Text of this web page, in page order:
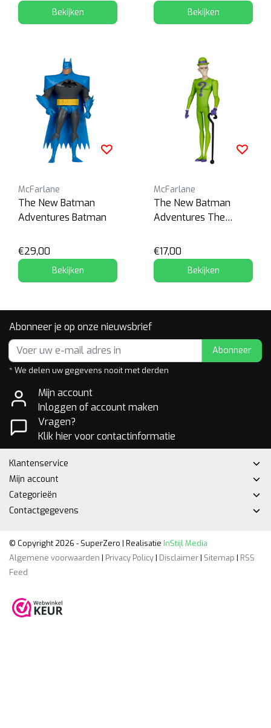
Bekijken Bekijken
McFarlane
The New Batman
Adventures Batman
€29,00
Bekijken
McFarlane
The New Batman
Adventures The
€17,00
Bekijken
Abonneer je op onze nieuwsbrief
Abonneer
* We delen uw gegevens nooit met derden
Mijn account
Inloggen of account maken
Vragen?
Klik hier voor contactinformatie
Klantenservice
Mijn account
Categorieën
Contactgegevens
© Copyright 2026 - SuperZero | Realisatie InStijl Media
Algemene voorwaarden | Privacy Policy| Disclaimer| Sitemap | RSS
Feed